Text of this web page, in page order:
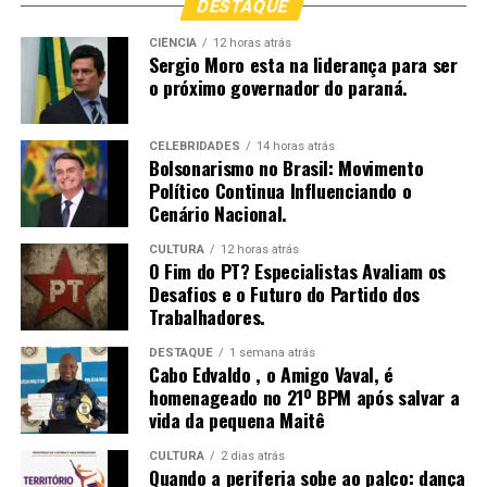
Para acompanhar este e outros lançamentos da
Esmeralda Music, siga-nos no Instagram e fique por
dentro de todas as novidades:
Instagram Esmeralda Music Gospel:
https://www.instagram.com/esmeraldamusicgospel?
igsh=MTAxNmVyaWZ5emNzMg==
DESTAQUE
CIÊNCIA 12 horas atrás
Sergio Moro esta na liderança para ser
o próximo governador do paraná.
CELEBRIDADES 14 horas atrás
Bolsonarismo no Brasil: Movimento
Político Continua Influenciando o
Cenário Nacional.
CULTURA 12 horas atrás
O Fim do PT? Especialistas Avaliam os
Desafios e o Futuro do Partido dos
Trabalhadores.
DESTAQUE 1 semana atrás
Cabo Edvaldo , o Amigo Vaval, é
homenageado no 21º BPM após salvar a
vida da pequena Maitê
CULTURA 2 dias atrás
Quando a periferia sobe ao palco: dança